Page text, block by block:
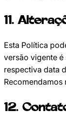
11.
Esta Política
versão vigente
respectiva data
12.